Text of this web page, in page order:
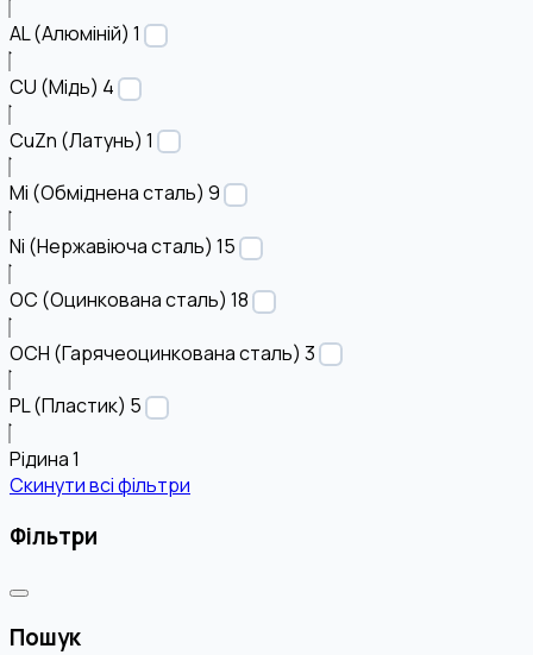
AL (Алюміній) 1
CU (Мідь) 4
CuZn (Латунь) 1
Mi (Обміднена сталь) 9
Ni (Нержавіюча сталь) 15
OC (Оцинкована сталь) 18
OCH (Гарячеоцинкована сталь) 3
PL (Пластик) 5
Рідина1
Скинути всі фільтри
Фільтри
Пошук